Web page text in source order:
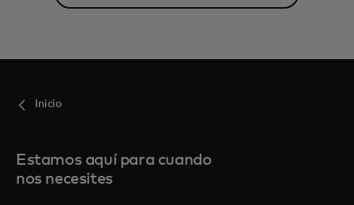
Inicio
Estamos aquí para cuando
nos necesites